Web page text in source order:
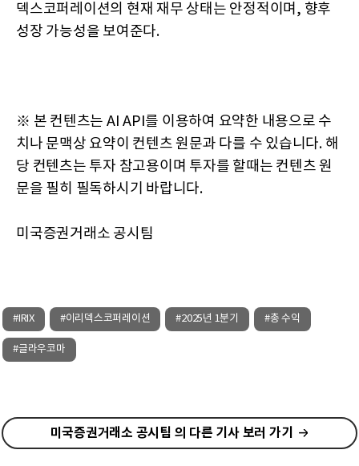
덱스코퍼레이션의 현재 재무 상태는 안정적이며, 향후
성장 가능성을 보여준다.
※ 본 컨텐츠는 AI API를 이용하여 요약한 내용으로 수
치나 문맥상 요약이 컨텐츠 원문과 다를 수 있습니다. 해
당 컨텐츠는 투자 참고용이며 투자를 할때는 컨텐츠 원
문을 필히 필독하시기 바랍니다.
미국증권거래소 공시팀
#IRIX #이리덱스코퍼레이션 #2025년 1분기 #총 수익
#글라우코마
미국증권거래소 공시팀 의 다른 기사 보러 가기